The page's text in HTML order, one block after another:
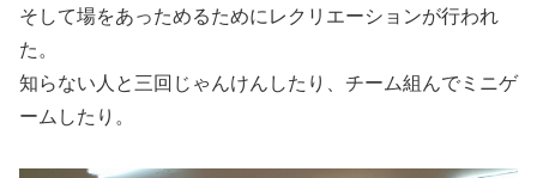
そして場をあっためるためにレクリエーションが行われ
た。
知らない人と三回じゃんけんしたり、チーム組んでミニゲ
ームしたり。